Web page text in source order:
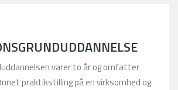
varer to år og omfatter
praktikstilling på en virksomhed og